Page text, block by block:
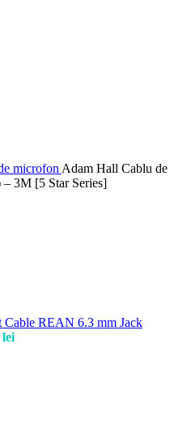
microfon Adam Hall Cablu de
3M [5 Star Series]
REAN 6.3 mm Jack
lei